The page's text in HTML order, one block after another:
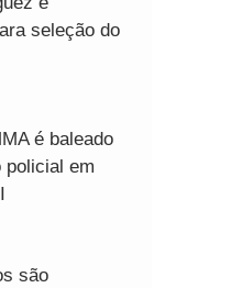
seleção do
é baleado
policial em
são